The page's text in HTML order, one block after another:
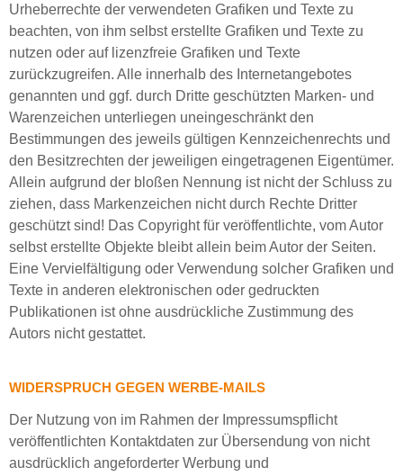
Urheberrechte der verwendeten Grafiken und Texte zu
beachten, von ihm selbst erstellte Grafiken und Texte zu
nutzen oder auf lizenzfreie Grafiken und Texte
zurückzugreifen. Alle innerhalb des Internetangebotes
genannten und ggf. durch Dritte geschützten Marken- und
Warenzeichen unterliegen uneingeschränkt den
Bestimmungen des jeweils gültigen Kennzeichenrechts und
den Besitzrechten der jeweiligen eingetragenen Eigentümer.
Allein aufgrund der bloßen Nennung ist nicht der Schluss zu
ziehen, dass Markenzeichen nicht durch Rechte Dritter
geschützt sind! Das Copyright für veröffentlichte, vom Autor
selbst erstellte Objekte bleibt allein beim Autor der Seiten.
Eine Vervielfältigung oder Verwendung solcher Grafiken und
Texte in anderen elektronischen oder gedruckten
Publikationen ist ohne ausdrückliche Zustimmung des
Autors nicht gestattet.
WIDERSPRUCH GEGEN WERBE-MAILS
Der Nutzung von im Rahmen der Impressumspflicht
veröffentlichten Kontaktdaten zur Übersendung von nicht
ausdrücklich angeforderter Werbung und